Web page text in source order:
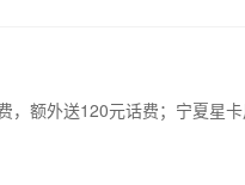
，额外送120元话费；宁夏星